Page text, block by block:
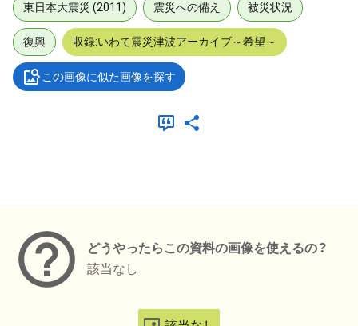
東日本大震災 (2011) 震災への備え 被災状況
復興 収録:いわて震災津波アーカイブ～希望～
この画像に似た画像を探す
どうやったらこの資料の画像を使えるの？
該当なし